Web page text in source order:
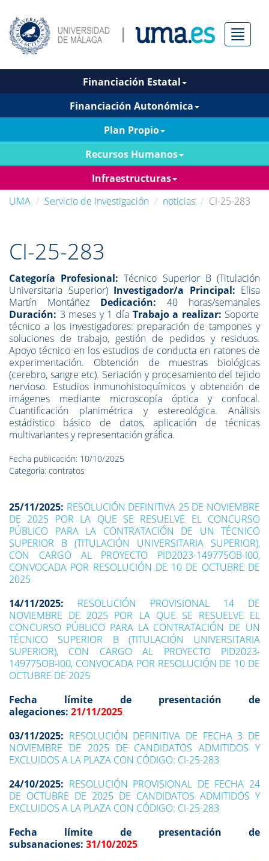
Menú
Financiación Estatal
Financiación Autonómica
Plan Propio
Recursos Humanos
Infraestructuras
UMA
Servicio de Investigación noticias CI-25-283
CI-25-283
Categoría Profesional:Técnico Superior B (Titulación
Universitaria Superior) Investigador/a Principal: Elisa
Martín Montáñez Dedicación: 40 horas/semanales
Duración: 3 meses y 1 día Trabajo a realizar: Soporte
técnico a los investigadores: preparación de tampones y
soluciones de trabajo, gestión de pedidos y residuos.
Apoyo técnico en los estudios de conducta en ratones de
experimentación. Obtención de muestras biológicas
(cerebro, sangre etc). Seriación y procesamiento del tejido
nervioso. Estudios inmunohistoquímicos y obtención de
imágenes mediante microscopía óptica y confocal.
Cuantificación planimétrica y estereológica. Análisis
estádistico básico de datos, aplicación de técnicas
multivariantes y representación gráfica.
Fecha publicación: 10/10/2025
Categoría: contratos
25/11/2025: RESOLUCIÓN DEFINITIVA 25 DE NOVIEMBRE
DE 2025 POR LA QUE SE RESUELVE EL CONCURSO
PÚBLICO PARA LA CONTRATACIÓN DE UN TÉCNICO
SUPERIOR B (TITULACIÓN UNIVERSITARIA SUPERIOR),
CON CARGO AL PROYECTO PID2023-149775OB-I00,
CONVOCADA POR RESOLUCIÓN DE 10 DE OCTUBRE DE
2025
14/11/2025: RESOLUCIÓN PROVISIONAL 14 DE
NOVIEMBRE DE 2025 POR LA QUE SE RESUELVE EL
CONCURSO PÚBLICO PARA LA CONTRATACIÓN DE UN
TÉCNICO SUPERIOR B (TITULACIÓN UNIVERSITARIA
SUPERIOR), CON CARGO AL PROYECTO PID2023-
149775OB-I00, CONVOCADA POR RESOLUCIÓN DE 10 DE
OCTUBRE DE 2025
Fecha límite de presentación de
alegaciones: 21/11/2025
03/11/2025: RESOLUCIÓN DEFINITIVA DE FECHA 3 DE
NOVIEMBRE DE 2025 DE CANDIDATOS ADMITIDOS Y
EXCLUIDOS A LA PLAZA CON CÓDIGO: CI-25-283
24/10/2025: RESOLUCIÓN PROVISIONAL DE FECHA 24
DE OCTUBRE DE 2025 DE CANDIDATOS ADMITIDOS Y
EXCLUIDOS A LA PLAZA CON CÓDIGO: CI-25-283
Fecha límite de presentación de
subsanaciones: 31/10/2025